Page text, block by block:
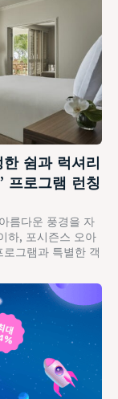
한 쉼과 럭셔리
프로그램 런칭
름다운 풍경을 자
하, 포시즌스 오아
그램과 특별한 객